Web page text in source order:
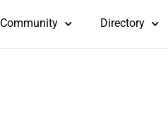
Community Directory